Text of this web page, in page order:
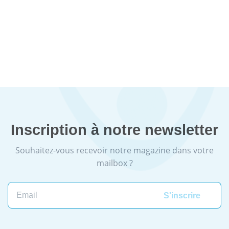
Inscription à notre newsletter
Souhaitez-vous recevoir notre magazine dans votre
mailbox ?
Email